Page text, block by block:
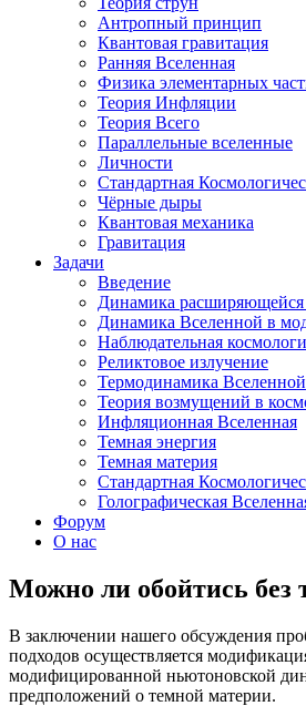
Антропный принцип
Квантовая гравитация
Ранняя Вселенная
Физика элементарных
Теория Инфляции
Теория Всего
Параллельные вселенные
Личности
Стандартная
Чёрные дыры
Квантовая механика
Гравитация
Задачи
Введение
Динамика расширяющейся
Динамика Вселенной в
Наблюдательная
Реликтовое излучение
Термодинамика Вселенной
Теория возмущений в
Инфляционная Вселенная
Темная энергия
Темная материя
Стандартная
Голографическая
Форум
О нас
Можно ли обойтись без
В заключении нашего обсуждения
подходов осуществляется
модифицированной ньютоновской
предположений о темной материи.